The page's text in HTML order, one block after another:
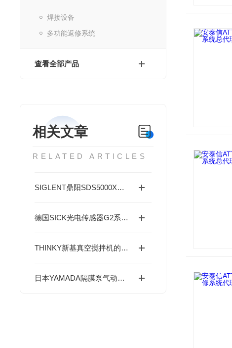
焊接设备
多功能返修系统
查看全部产品
相关文章
RELATED ARTICLES
SIGLENT鼎阳SDS5000X系列示波器16通道分析
德国SICK光电传感器G2系列适用于狭窄空间-成都藤田科技提供
THINKY新基真空搅拌机的工作原理及操作技巧分析
日本YAMADA隔膜泵气动泵的工作原理与优点解析